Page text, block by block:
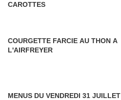
CAROTTES
COURGETTE FARCIE AU THON A
L'AIRFREYER
MENUS DU VENDREDI 31 JUILLET